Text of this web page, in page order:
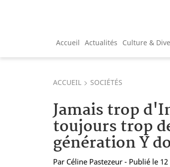
Accueil Actualités Culture &
ACCUEIL SOCIÉTÉS
Jamais trop
toujours trop
génération Y
Par Céline Pastezeur - Publié le 12